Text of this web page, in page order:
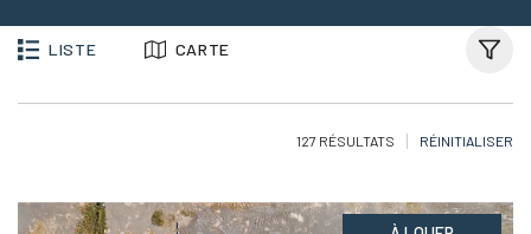
LISTE CARTE
127 RÉSULTATS RÉINITIALISER